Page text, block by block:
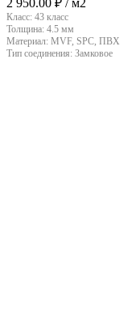
2 950.00 ₽ / м2
Класс: 43 класс
Толщина: 4.5 мм
Материал: MVF, SPC, ПВХ
Тип соединения: Замковое